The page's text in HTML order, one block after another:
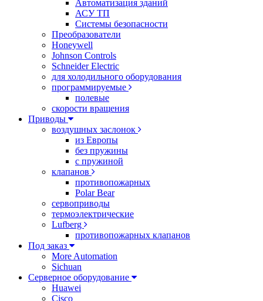
Автоматизация зданий
АСУ ТП
Системы безопасности
Преобразователи
Honeywell
Johnson Controls
Schneider Electric
для холодильного оборудования
программируемые
полевые
скорости вращения
Приводы
воздушных заслонок
из Европы
без пружины
с пружиной
клапанов
противопожарных
Polar Bear
сервоприводы
термоэлектрические
Lufberg
противопожарных клапанов
Под заказ
More Automation
Sichuan
Серверное оборудование
Huawei
Cisco